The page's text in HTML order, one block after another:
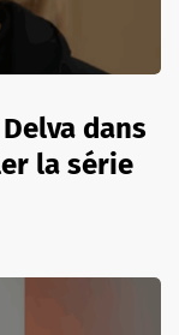
dans
la série